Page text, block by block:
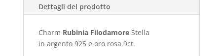
Dettagli del prodotto
Charm Rubinia FilodamoreStella
in argento 925 e oro rosa 9ct.